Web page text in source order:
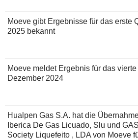
Moeve gibt Ergebnisse für das erste
2025 bekannt
Moeve meldet Ergebnis für das
Dezember 2024
Hualpen Gas S.A. hat die
Iberica De Gas Licuado, Slu und
Society Liquefeito , LDA von Moeve